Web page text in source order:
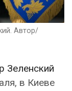
Автор/
Зеленский
в Киеве